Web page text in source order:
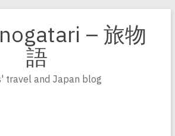
– 旅物
語
travel and Japan blog